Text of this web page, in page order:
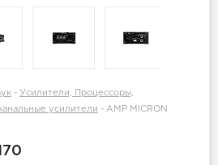
- Усилители, Процессоры,
усилители - AMP MICRON